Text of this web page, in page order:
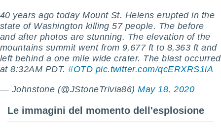
cookie
sito
40 years ago today Mount St. Helens erupted in the
state of Washington killing 57 people. The before
and after photos are stunning. The elevation of the
mountains summit went from 9,677 ft to 8,363 ft and
left behind a one mile wide crater. The blast occurred
at 8:32AM PDT.#OTD pic.twitter.com/qcERXRS1iA
— Johnstone (@JStoneTrivia86)May 18, 2020
Le immagini del momento dell'esplosione